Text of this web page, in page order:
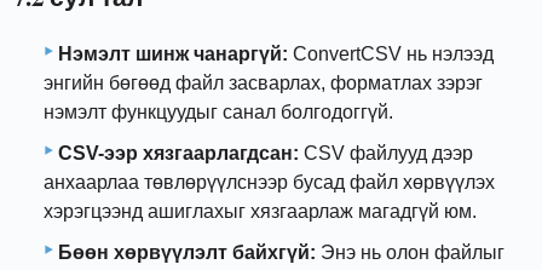
Нэмэлт шинж чанаргүй: ConvertCSV нь нэлээд
энгийн бөгөөд файл засварлах, форматлах зэрэг
нэмэлт функцуудыг санал болгодоггүй.
CSV-ээр хязгаарлагдсан: CSV файлууд дээр
анхаарлаа төвлөрүүлснээр бусад файл хөрвүүлэх
хэрэгцээнд ашиглахыг хязгаарлаж магадгүй юм.
Бөөн хөрвүүлэлт байхгүй: Энэ нь олон файлыг